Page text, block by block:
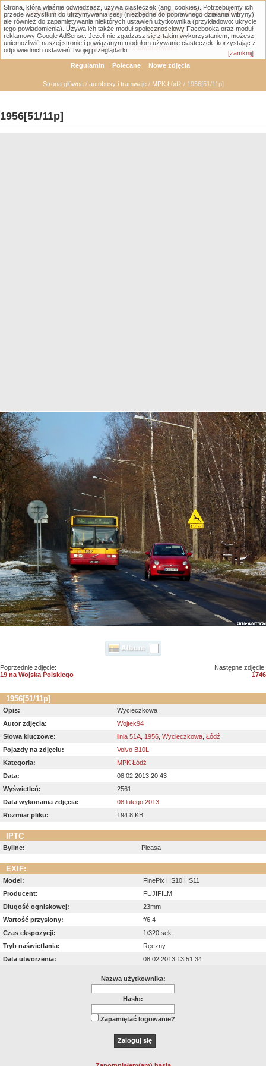
Łódzka Galeria Transportowa - GTLodz.eu
Wyszukiwanie zaawansowane
Regulamin Polecane Nowe zdjęcia
Strona główna/ autobusy i tramwaje/ MPK Łódź / 1956[51/11p]
1956[51/11p]
Poprzednie zdjęcie:
19 na Wojska Polskiego
Następne zdjęcie:
1746
1956[51/11p]
Opis:
Wycieczkowa
Autor zdjęcia:
Wojtek94
Słowa kluczowe:
linia 51A 1956 Wycieczkowa Łódź
Pojazdy na zdjęciu:
Volvo B10L
Kategoria:
MPK Łódź
Data:
08.02.2013 20:43
Wyświetleń:
2561
Data wykonania zdjęcia:
08 lutego 2013
Rozmiar pliku:
194.8 KB
IPTC
Byline: Picasa
EXIF:
Model:
FinePix HS10 HS11
Producent:
FUJIFILM
Długość ogniskowej:
23mm
Wartość przysłony:
f/6.4
Czas ekspozycji:
1/320 sek.
Tryb naświetlania:
Ręczny
Data utworzenia:
08.02.2013 13:51:34
Nazwa użytkownika:
Hasło:
Zapamiętać logowanie?
Strona, którą właśnie odwiedzasz, używa ciasteczek (ang. cookies). Potrzebujemy ich
przede wszystkim do utrzymywania sesji (niezbędne do poprawnego działania witryny),
ale również do zapamiętywania niektórych ustawień użytkownika (przykładowo: ukrycie
tego powiadomienia). Używa ich także moduł społecznościowy Facebooka oraz moduł
reklamowy Google AdSense. Jeżeli nie zgadzasz się z takim wykorzystaniem, możesz
uniemożliwić naszej stronie i powiązanym modułom używanie ciasteczek, korzystając z
odpowiednich ustawień Twojej przeglądarki.
[zamknij]